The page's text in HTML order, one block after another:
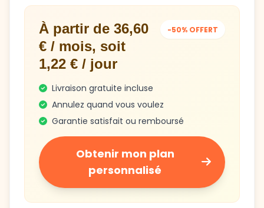
À partir de 36,60
€ / mois, soit
1,22 € / jour
-50% OFFERT
Livraison gratuite incluse
Annulez quand vous voulez
Garantie satisfait ou remboursé
Obtenir mon plan
personnalisé